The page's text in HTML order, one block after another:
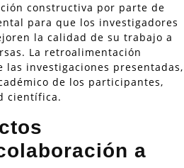
constructiva por parte de
para que los investigadores
la calidad de su trabajo a
La retroalimentación
investigaciones presentadas,
de los participantes,
científica.
a